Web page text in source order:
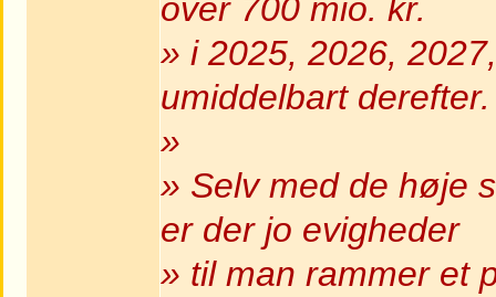
over 700 mio. kr.
» i 2025, 2026,
umiddelbart derefter.
»
» Selv med de høje
er der jo evigheder
» til man rammer et